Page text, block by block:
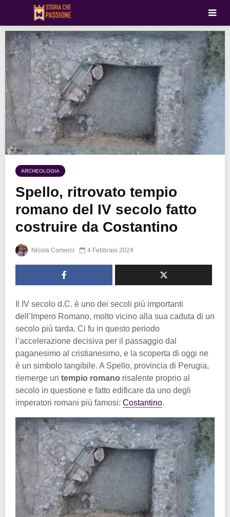
ARCHEOLOGIA
Spello, ritrovato tempio
romano del IV secolo fatto
costruire da Costantino
Nicola Comerci 4 Febbraio 2024
Il IV secolo d.C. è uno dei secoli più importanti
dell’Impero Romano, molto vicino alla sua caduta di un
secolo più tarda. Ci fu in questo periodo
l’accelerazione decisiva per il passaggio dal
paganesimo al cristianesimo, e la scoperta di oggi ne
è un simbolo tangibile. A Spello, provincia di Perugia,
riemerge un tempio romano risalente proprio al
secolo in questione e fatto edificare da uno degli
imperatori romani più famosi: Costantino.